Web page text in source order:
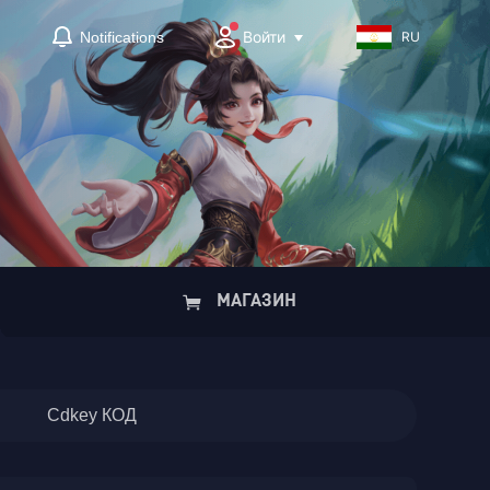
Notifications Войти RU
МАГАЗИН
Cdkey КОД